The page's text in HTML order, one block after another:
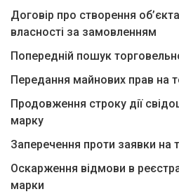
Договір про створення
власності за замовленням
Попередній пошук
Передання майнових прав на
Продовження строку дії
марку
Заперечення проти заявки на
Оскарження відмови в
марки